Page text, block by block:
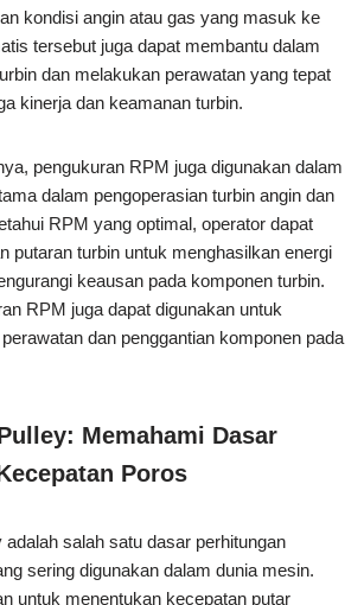
kondisi angin atau gas yang masuk ke
tersebut juga dapat membantu dalam
dan melakukan perawatan yang tepat
kinerja dan keamanan turbin.
pengukuran RPM juga digunakan dalam
dalam pengoperasian turbin angin dan
RPM yang optimal, operator dapat
putaran turbin untuk menghasilkan energi
keausan pada komponen turbin.
RPM juga dapat digunakan untuk
dan penggantian komponen pada
Memahami Dasar
Poros
salah satu dasar perhitungan
sering digunakan dalam dunia mesin.
untuk menentukan kecepatan putar